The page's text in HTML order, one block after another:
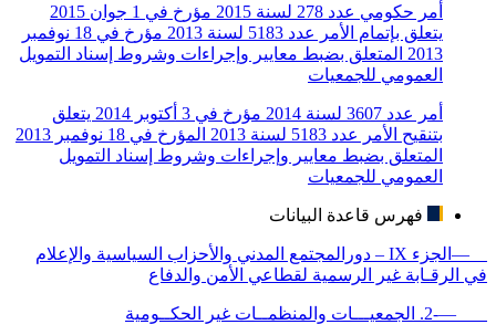
أمر حكومي عدد 278 لسنة 2015 مؤرخ في 1 جوان 2015
يتعلق بإتمام الأمر عدد 5183 لسنة 2013 مؤرخ في 18 نوفمبر
2013 المتعلق بضبط معايير وإجراءات وشروط إسناد التمويل
العمومي للجمعيات
أمر عدد 3607 لسنة 2014 مؤرخ في 3 أكتوبر 2014 يتعلق
بتنقيح الأمر عدد 5183 لسنة 2013 المؤرخ في 18 نوفمبر 2013
المتعلق بضبط معايير وإجراءات وشروط إسناد التمويل
العمومي للجمعيات
فهرس قاعدة البيانات
—الجزء IX – دورالمجتمع المدني والأحزاب السياسية والإعلام
في الرقـابة غير الرسمية لقطاعي الأمن والدفاع
—-2. الجمعيـــات والمنظمــات غير الحكــومية